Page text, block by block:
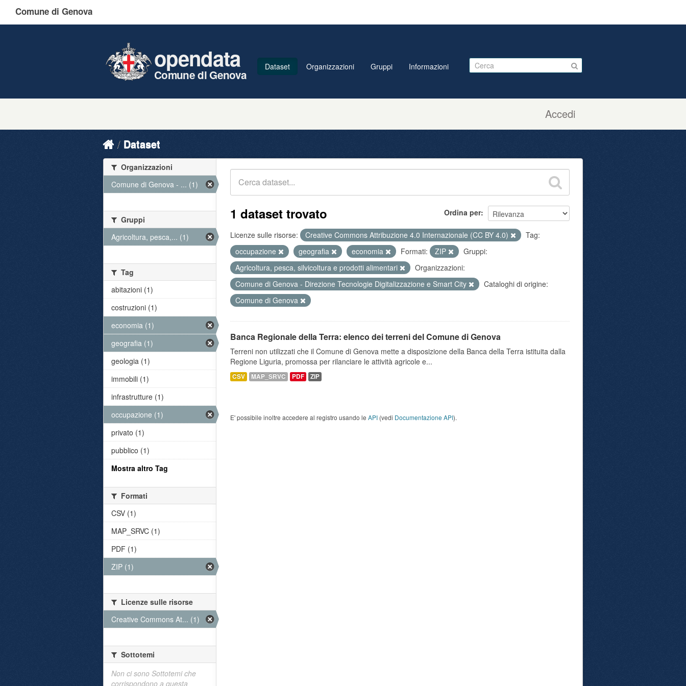
Comune di Genova
Accedi
opendata
Comune di Genova
Dataset Organizzazioni Gruppi Informazioni
Dataset
Ordina per
1 dataset trovato
Licenze sulle risorse: Creative Commons Attribuzione 4.0 Internazionale (CC BY 4.0)
Tag:
occupazione
geografia economia Formati: ZIP
Gruppi:
Agricoltura, pesca, silvicoltura e prodotti alimentari
Organizzazioni:
Comune di Genova - Direzione Tecnologie Digitalizzazione e Smart City
Cataloghi di origine:
Comune di Genova
Banca Regionale della Terra: elenco dei terreni del Comune di Genova
Terreni non utilizzati che il Comune di Genova mette a disposizione della Banca della Terra istituita dalla
Regione Liguria, promossa per rilanciare le attività agricole e...
CSV MAP_SRVC PDF ZIP
E' possibile inoltre accedere al registro usando le API (vedi Documentazione API).
Organizzazioni
Comune di Genova - ... (1)
Gruppi
Agricoltura, pesca,... (1)
Tag
abitazioni (1)
costruzioni (1)
economia (1)
geografia (1)
geologia (1)
immobili (1)
infrastrutture (1)
occupazione (1)
privato (1)
pubblico (1)
Mostra altro Tag
Formati
CSV (1)
MAP_SRVC (1)
PDF (1)
ZIP (1)
Licenze sulle risorse
Creative Commons At... (1)
Sottotemi
Non ci sono Sottotemi che
corrispondono a questa